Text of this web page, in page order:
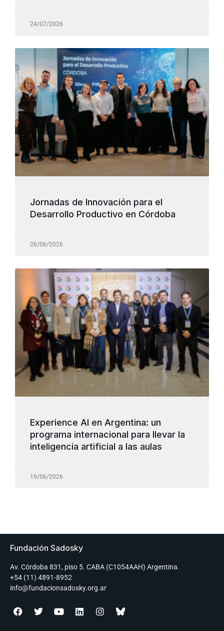
24/07/2026
Jornadas de Innovación para el
Desarrollo Productivo en Córdoba
26/06/2026
Experience AI en Argentina: un
programa internacional para llevar la
inteligencia artificial a las aulas
19/06/2026
Fundación Sadosky
Av. Córdoba 831, piso 5. CABA (C1054AAH) Argentina.
+54 (11) 4891-8952
info@fundacionsadosky.org.ar